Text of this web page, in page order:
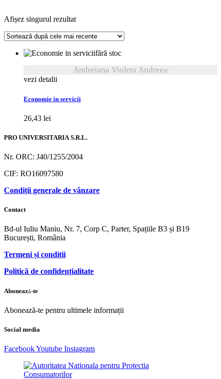
Afișez singurul rezultat
fără stoc
Andreiana Violeta Andreea
vezi detalii
Economie in servicii
26,43 lei
PRO UNIVERSITARIA S.R.L.
Nr. ORC: J40/1255/2004
CIF: RO16097580
Condiții generale de vânzare
Contact
Bd-ul Iuliu Maniu, Nr. 7, Corp C, Parter, Spațiile B3 și B19
București, România
Termeni și condiții
Politică de confidențialitate
Abonează-te
Abonează-te pentru ultimele informații
Social media
FacebookYoutube Instagram